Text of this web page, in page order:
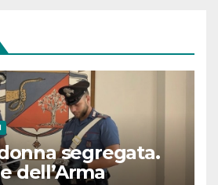
segregata.
dell’Arma